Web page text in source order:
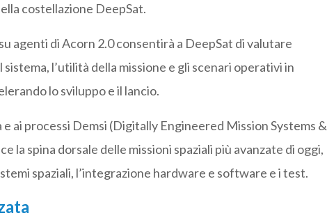
costellazione DeepSat.
agenti di Acorn 2.0 consentirà a DeepSat di valutare
l’utilità della missione e gli scenari operativi in
lo sviluppo e il lancio.
ai processi Demsi (Digitally Engineered Mission Systems &
la spina dorsale delle missioni spaziali più avanzate di oggi,
spaziali, l’integrazione hardware e software e i test.